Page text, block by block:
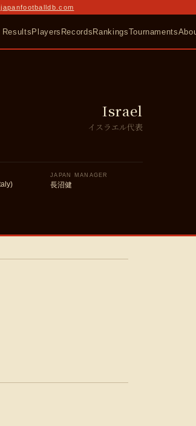
ResultsPlayers RecordsRankingsTournaments
Israel
イスラエル代表
JAPAN MANAGER
長沼健